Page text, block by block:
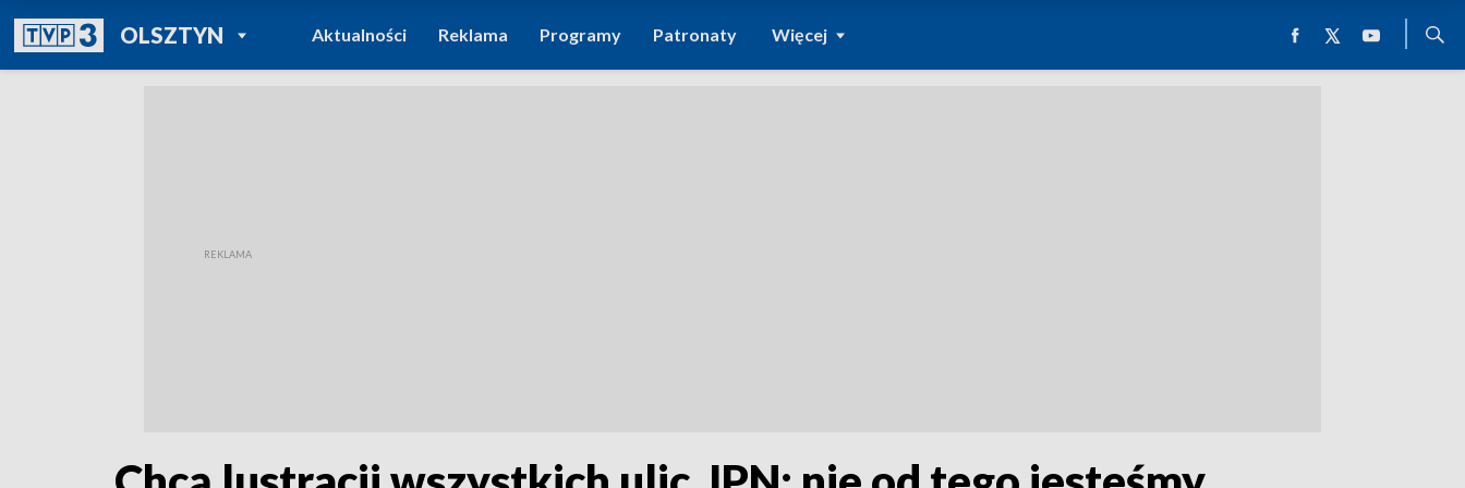
OLSZTYNPOWRÓT DO
TVP REGIONY
Aktualności Reklama Programy Patronaty Więcej